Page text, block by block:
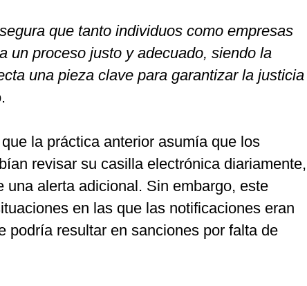
que tanto individuos como empresas
un proceso justo y adecuado, siendo la
una pieza clave para garantizar la justicia
la práctica anterior asumía que los
revisar su casilla electrónica diariamente,
una alerta adicional. Sin embargo, este
en las que las notificaciones eran
podría resultar en sanciones por falta de